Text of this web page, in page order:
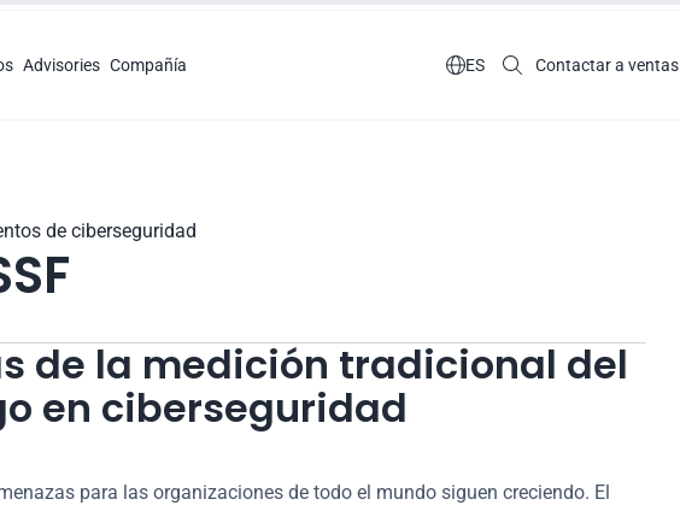
Advisories Compañía ES Contactar a ventas
de ciberseguridad
de la medición tradicional del
en ciberseguridad